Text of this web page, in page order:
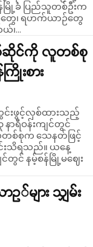
မြို့ခံ ပြည်သူတစ်ဦးက
၊...
စ်ဆိုင်ကို လူတစ်စု
းစား
တွင်းဖွင့်လှစ်ထားသည့်
ာရီဝန်းကျင်တွင်
စ်စုက သေနတ်ဖြင့်
ရသည်။ ယနေ့
င်တွင် နမ့်စန်မြို့မဈေး
များ သျှမ်း